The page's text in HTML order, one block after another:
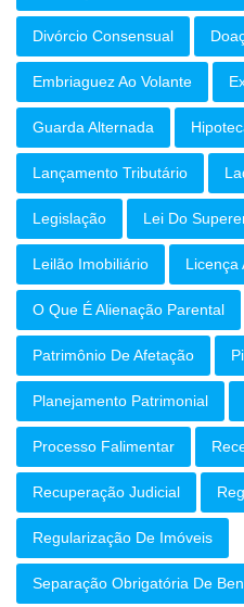
Divórcio Consensual
Embriaguez Ao Volante
Guarda Alternada
Lançamento Tributário
Legislação Lei Do
Leilão Imobiliário Licença
O Que É Alienação Parental
Patrimônio De Afetação
Planejamento Patrimonial
Processo Falimentar
Recuperação Judicial
Regularização De Imóveis
Separação Obrigatória De